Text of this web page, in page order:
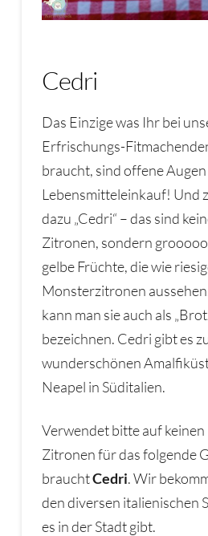
Cedri
Das Einzige was Ihr bei
Erfrischungs-
braucht, sind offene
Lebensmitteleinkauf! Und
dazu „Cedri“ – das sind
Zitronen, sondern
gelbe Früchte, die wie
Monsterzitronen
kann man sie auch als
bezeichnen. Cedri gibt es
wunderschönen
Neapel in Süditalien.
Verwendet bitte auf keinen
Zitronen für das folgende
brauchtCedri. Wir
den diversen italienischen
es in der Stadt gibt.